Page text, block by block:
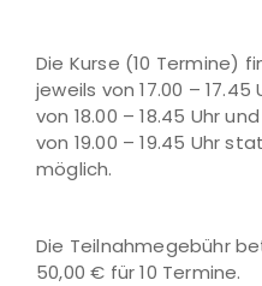
Die Kurse (10 Termine)
jeweils von 17.00 –
von 18.00 – 18.45 Uhr
von 19.00 – 19.45 Uhr
möglich.
Die Teilnahmegebühr
50,00 € für 10 Termine.